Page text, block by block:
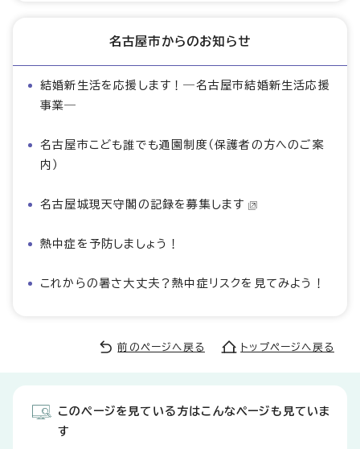
名古屋市からのお知らせ
結婚新生活を応援します！―名古屋市結婚新生活応援
事業―
名古屋市こども誰でも通園制度（保護者の方へのご案
内）
名古屋城現天守閣の記録を募集します
熱中症を予防しましょう！
これからの暑さ大丈夫？熱中症リスクを見てみよう！
前のページへ戻る トップページへ戻る
このページを見ている方はこんなページも見ていま
す